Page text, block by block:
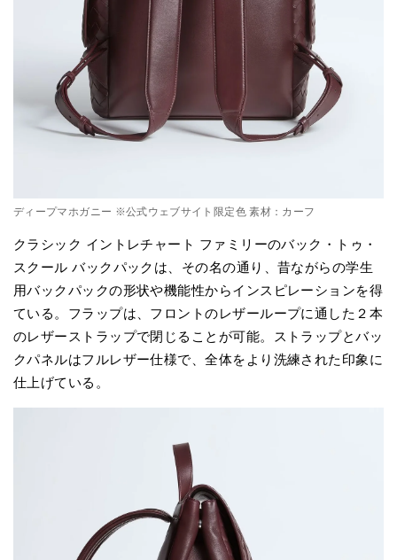
ディープマホガニー ※公式ウェブサイト限定色 素材：カーフ
クラシック イントレチャート ファミリーのバック・トゥ・
スクール バックパックは、その名の通り、昔ながらの学生
用バックパックの形状や機能性からインスピレーションを得
ている。フラップは、フロントのレザーループに通した２本
のレザーストラップで閉じることが可能。ストラップとバッ
クパネルはフルレザー仕様で、全体をより洗練された印象に
仕上げている。